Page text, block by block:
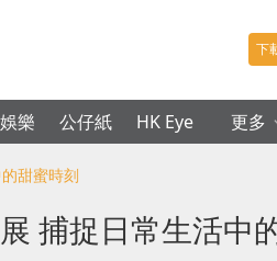
下
娛樂 公仔紙 HK Eye 更多
甜蜜時刻
捕捉日常生活中